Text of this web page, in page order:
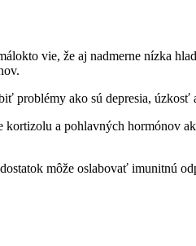
vie, že aj‍ nadmerne nízka
problémy ako sú depresia, ​úzkosť
a pohlavných hormónov
môže oslabovať imunitnú